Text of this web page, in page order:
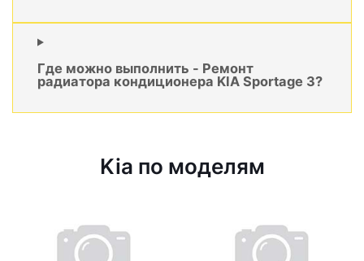
Где можно выполнить - Ремонт
радиатора кондиционера KIA Sportage 3?
Kia по моделям